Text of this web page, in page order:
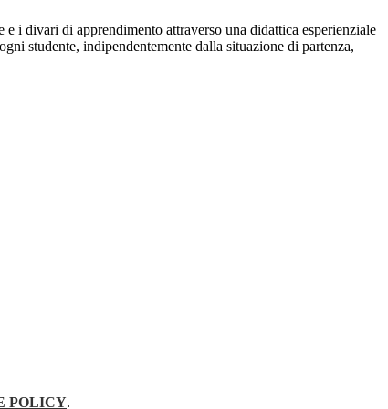
i divari di apprendimento attraverso una didattica esperienziale
studente, indipendentemente dalla situazione di partenza,
POLICY.